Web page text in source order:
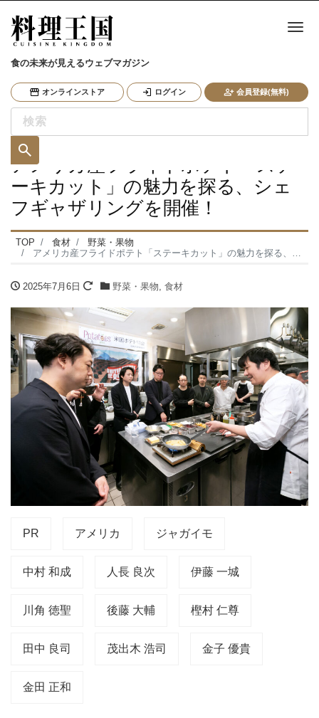
食の未来が見えるウェブマガジン
オンラインストア ログイン 会員登録(無料)
ナ
アメリカ産フライドポテト「ステ
ーキカット」の魅力を探る、シェ
フギャザリングを開催！
TOP 食材
野菜・果物
アメリカ産フライドポテト「ステーキカット」の魅力を探る、シェフギャザリングを開催！
2025年7月6日 野菜・果物, 食材
PR アメリカ ジャガイモ
中村 和成 人長 良次 伊藤 一城
川角 徳聖 後藤 大輔 樫村 仁尊
田中 良司 茂出木 浩司 金子 優貴
金田 正和